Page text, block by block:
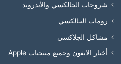
شروحات الجالكسي والأندرويد
رومات الجالكسي
مشاكل الجلاكسي
أخبار الايفون وجميع منتجيات Apple